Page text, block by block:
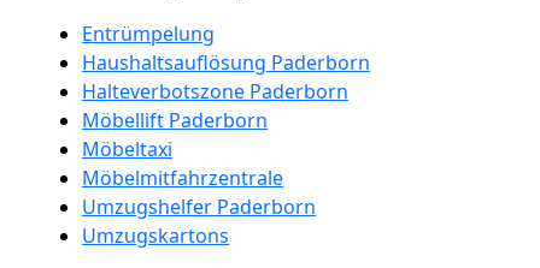
Entrümpelung
Haushaltsauflösung Paderborn
Halteverbotszone Paderborn
Möbellift Paderborn
Möbeltaxi
Möbelmitfahrzentrale
Umzugshelfer Paderborn
Umzugskartons